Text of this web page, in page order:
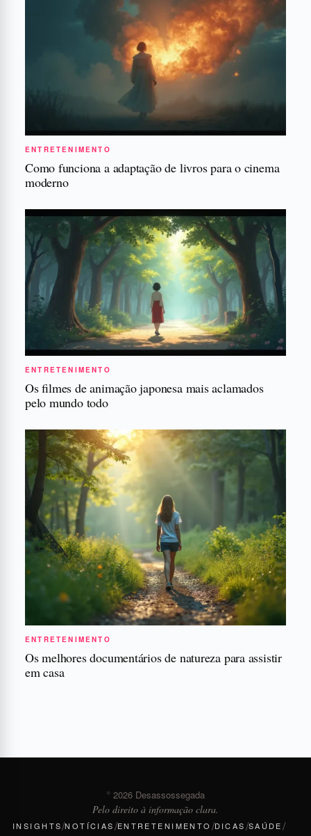
ENTRETENIMENTO
Como funciona a adaptação de livros para o cinema
moderno
ENTRETENIMENTO
Os filmes de animação japonesa mais aclamados
pelo mundo todo
ENTRETENIMENTO
Os melhores documentários de natureza para assistir
em casa
© 2026 Desassossegada
Pelo direito à informação clara.
INSIGHTS/NOTÍCIAS/ENTRETENIMENTO /DICAS/SAÚDE/